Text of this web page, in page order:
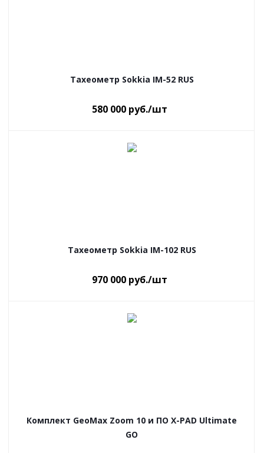
Тахеометр Sokkia IM-52 RUS
580 000 руб./шт
Тахеометр Sokkia IM-102 RUS
970 000 руб./шт
Комплект GeoMax Zoom 10 и ПО X-PAD Ultimate
GO